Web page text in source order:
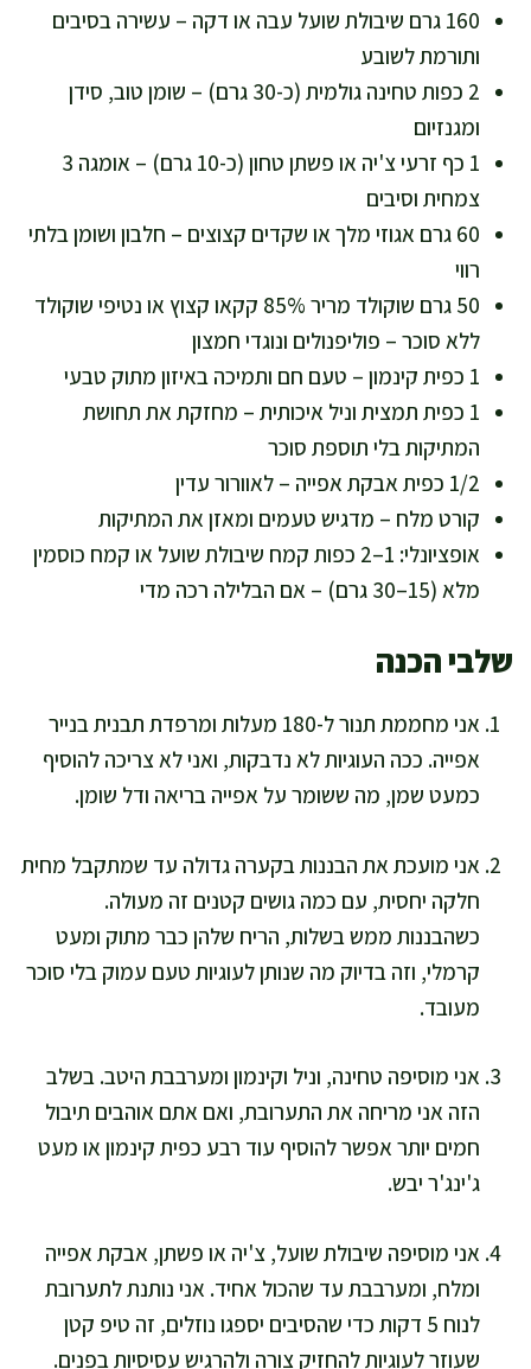
160 גרם שיבולת שועל עבה או דקה – עשירה בסיבים
ותורמת לשובע
2 כפות טחינה גולמית (כ-30 גרם) – שומן טוב, סידן
ומגנזיום
1 כף זרעי צ'יה או פשתן טחון (כ-10 גרם) – אומגה 3
צמחית וסיבים
60 גרם אגוזי מלך או שקדים קצוצים – חלבון ושומן בלתי
רווי
50 גרם שוקולד מריר 85% קקאו קצוץ או נטיפי שוקולד
ללא סוכר – פוליפנולים ונוגדי חמצון
1 כפית קינמון – טעם חם ותמיכה באיזון מתוק טבעי
1 כפית תמצית וניל איכותית – מחזקת את תחושת
המתיקות בלי תוספת סוכר
1/2 כפית אבקת אפייה – לאוורור עדין
קורט מלח – מדגיש טעמים ומאזן את המתיקות
אופציונלי: 1–2 כפות קמח שיבולת שועל או קמח כוסמין
מלא (15–30 גרם) – אם הבלילה רכה מדי
שלבי הכנה
אני מחממת תנור ל-180 מעלות ומרפדת תבנית בנייר
אפייה. ככה העוגיות לא נדבקות, ואני לא צריכה להוסיף
כמעט שמן, מה ששומר על אפייה בריאה ודל שומן.
אני מועכת את הבננות בקערה גדולה עד שמתקבל מחית
חלקה יחסית, עם כמה גושים קטנים זה מעולה.
כשהבננות ממש בשלות, הריח שלהן כבר מתוק ומעט
קרמלי, וזה בדיוק מה שנותן לעוגיות טעם עמוק בלי סוכר
מעובד.
אני מוסיפה טחינה, וניל וקינמון ומערבבת היטב. בשלב
הזה אני מריחה את התערובת, ואם אתם אוהבים תיבול
חמים יותר אפשר להוסיף עוד רבע כפית קינמון או מעט
ג'ינג'ר יבש.
אני מוסיפה שיבולת שועל, צ'יה או פשתן, אבקת אפייה
ומלח, ומערבבת עד שהכול אחיד. אני נותנת לתערובת
לנוח 5 דקות כדי שהסיבים יספגו נוזלים, זה טיפ קטן
שעוזר לעוגיות להחזיק צורה ולהרגיש עסיסיות בפנים.